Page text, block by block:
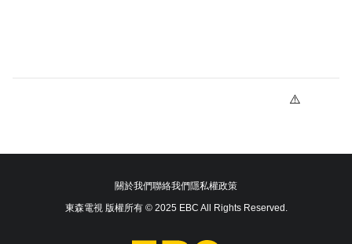
關於我們聯絡我們隱私權政策
東森電視 版權所有 © 2025 EBC All Rights Reserved.